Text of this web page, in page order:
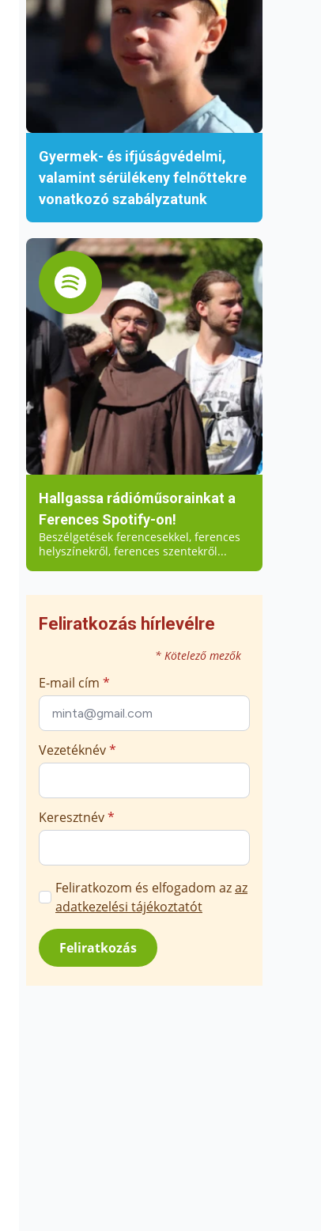
Gyermek- és ifjúságvédelmi,
valamint sérülékeny felnőttekre
vonatkozó szabályzatunk
Hallgassa rádióműsorainkat a
Ferences Spotify-on!
Beszélgetések ferencesekkel, ferences
helyszínekről, ferences szentekről...
Feliratkozás hírlevélre
* Kötelező mezők
E-mail cím *
Vezetéknév*
Keresztnév*
Marketing
üzenetek
jóváhagyása
*
Feliratkozom és elfogadom azaz
adatkezelési tájékoztatót
Feliratkozás